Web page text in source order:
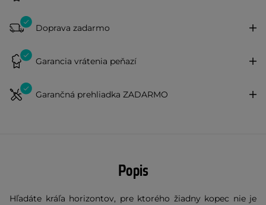
Doprava zadarmo
Garancia vrátenia peňazí
Garančná prehliadka ZADARMO
Popis
Hľadáte kráľa horizontov, pre ktorého žiadny kopec nie je